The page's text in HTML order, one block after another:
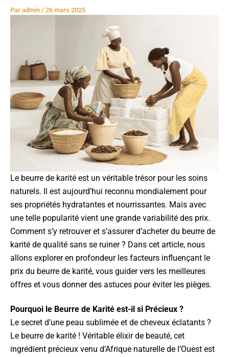
Par admin / 26 mars 2025
Le beurre de karité est un véritable trésor pour les soins
naturels. ll est aujourd’hui reconnu mondialement pour
ses propriétés hydratantes et nourrissantes. Mais avec
une telle popularité vient une grande variabilité des prix.
Comment s’y retrouver et s’assurer d’acheter du beurre de
karité de qualité sans se ruiner ? Dans cet article, nous
allons explorer en profondeur les facteurs influençant le
prix du beurre de karité, vous guider vers les meilleures
offres et vous donner des astuces pour éviter les pièges.
Pourquoi le Beurre de Karité est-il si Précieux ?
Le secret d’une peau sublimée et de cheveux éclatants ?
Le beurre de karité ! Véritable élixir de beauté, cet
ingrédient précieux venu d’Afrique naturelle de l’Ouest est